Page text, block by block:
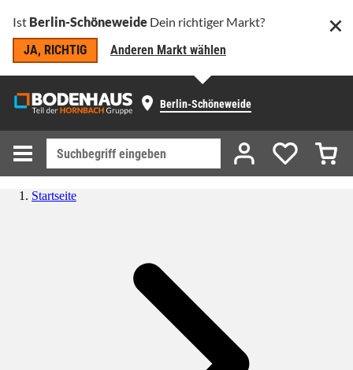
Ist Berlin-Schöneweide Dein richtiger Markt?
JA, RICHTIG
Anderen Markt wählen
Berlin-Schöneweide
Startseite